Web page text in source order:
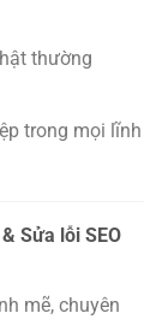
thường
trong mọi lĩnh
Sửa lỗi SEO
mẽ, chuyên